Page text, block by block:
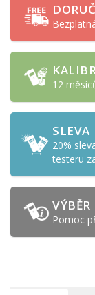
12
SLEVA
20%
testeru
VÝBĚR
Pomoc